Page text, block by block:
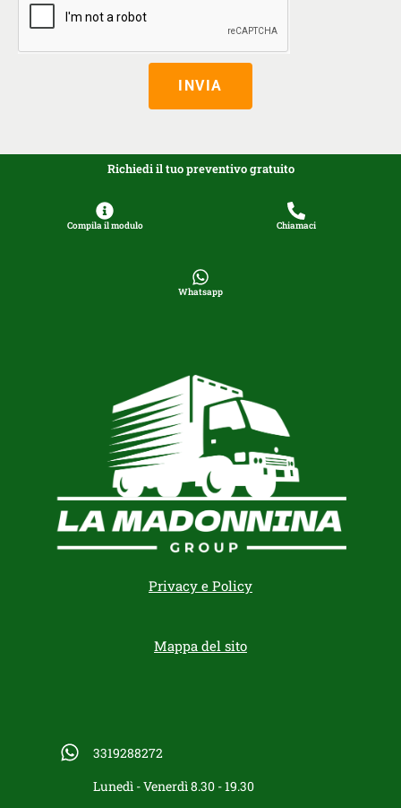
INVIA
Richiedi il tuo preventivo gratuito
Compila il modulo Chiamaci
Whatsapp
Privacy e Policy
Mappa del sito
3319288272
Lunedì - Venerdì 8.30 - 19.30